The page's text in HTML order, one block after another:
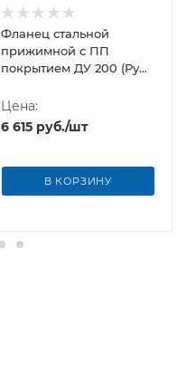
Фланец стальной
прижимной c ПП
покрытием ДУ 200 (Ру
Цена:
6 615 руб./шт
В КОРЗИНУ